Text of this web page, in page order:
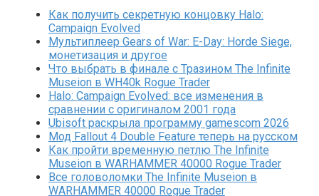
Как получить секретную концовку Halo:
Campaign Evolved
Мультиплеер Gears of War: E-Day: Horde Siege,
монетизация и другое
Что выбрать в финале с Тразином The Infinite
Museion в WH40k Rogue Trader
Halo: Campaign Evolved: все изменения в
сравнении с оригиналом 2001 года
Ubisoft раскрыла программу gamescom 2026
Мод Fallout 4 Double Feature теперь на русском
Как пройти временную петлю The Infinite
Museion в WARHAMMER 40000 Rogue Trader
Все головоломки The Infinite Museion в
WARHAMMER 40000 Rogue Trader